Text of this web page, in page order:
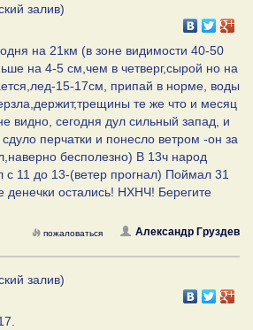
залив)
на 21км (в зоне видимости 40-50
на 4-5 см,чем в четверг,сырой но на
15-17см, припай в норме, воды
те же что и месяц
видно, сегодня дул сильный запад, и
перчатки и понесло ветром -он за
бесполезно) В 13ч народ
с 11 до 13-(ветер прогнал) Поймал 31
денечки остались! НХНЧ! Берегите
Александр Груздев
пожаловаться
залив)